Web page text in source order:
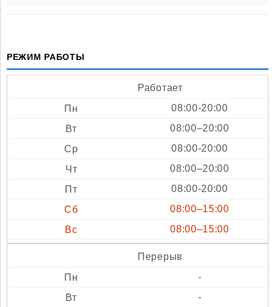
РЕЖИМ РАБОТЫ
Работает
08:00-20:00
08:00–20:00
08:00-20:00
08:00–20:00
08:00-20:00
08:00–15:00
08:00–15:00
Перерыв
-
-